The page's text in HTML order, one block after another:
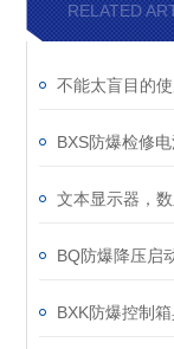
RELATED
BXS防爆检修
BQ防爆降压启